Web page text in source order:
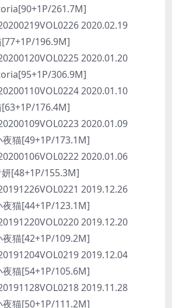
261.7M]
2020.02.19
196.9M]
2020.01.20
306.9M]
2020.01.10
176.4M]
2020.01.09
夜猫[49+1P/173.1M]
2020.01.06
[48+1P/155.3M]
2019.12.26
夜猫[44+1P/123.1M]
2019.12.20
夜猫[42+1P/109.2M]
2019.12.04
夜猫[54+1P/105.6M]
2019.11.28
夜猫[50+1P/111.2M]